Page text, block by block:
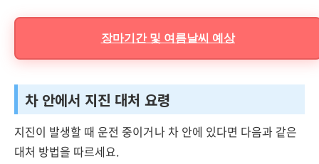
장마기간 및 여름날씨 예상
차 안에서 지진 대처 요령
지진이 발생할 때 운전 중이거나 차 안에 있다면 다음과 같은
대처 방법을 따르세요.